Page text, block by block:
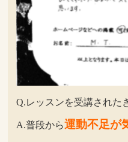
Q.レッスンを受講された
A.普段から運動不足が